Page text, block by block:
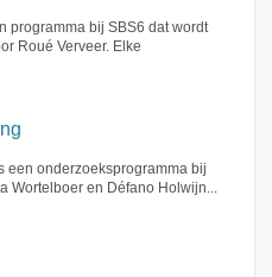
programma bij SBS6 dat wordt
Roué Verveer. Elke
een onderzoeksprogramma bij
Wortelboer en Défano Holwijn...